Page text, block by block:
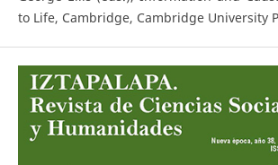
to Life, Cambridge, Cambridge University